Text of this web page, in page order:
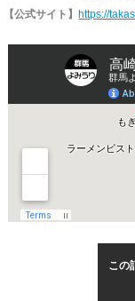
【公式サイト】 https://
この